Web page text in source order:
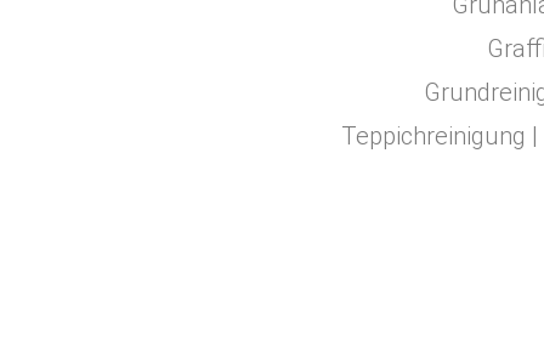
Teppichreinigung